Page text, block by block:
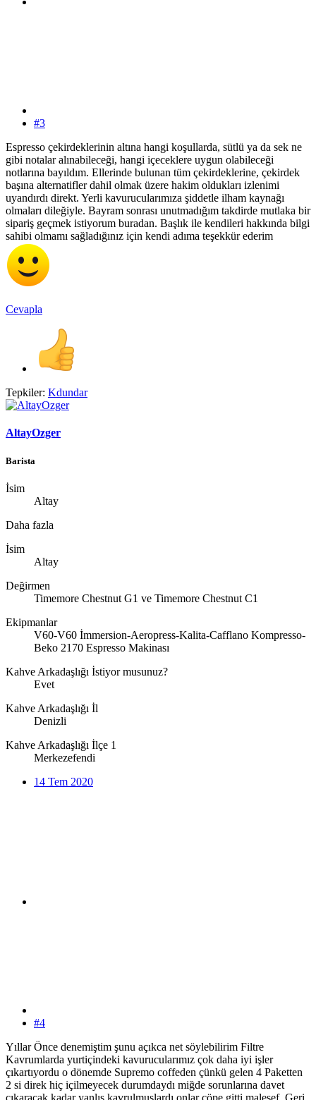
#3
Espresso çekirdeklerinin altına hangi koşullarda, sütlü ya da sek ne
gibi notalar alınabileceği, hangi içeceklere uygun olabileceği
notlarına bayıldım. Ellerinde bulunan tüm çekirdeklerine, çekirdek
başına alternatifler dahil olmak üzere hakim oldukları izlenimi
uyandırdı direkt. Yerli kavurucularımıza şiddetle ilham kaynağı
olmaları dileğiyle. Bayram sonrası unutmadığım takdirde mutlaka bir
sipariş geçmek istiyorum buradan. Başlık ile kendileri hakkında bilgi
sahibi olmamı sağladığınız için kendi adıma teşekkür ederim
Cevapla
Tepkiler: Kdundar
AltayOzger
Barista
İsim
Altay
Daha fazla
İsim
Altay
Değirmen
Timemore Chestnut G1 ve Timemore Chestnut C1
Ekipmanlar
V60-V60 İmmersion-Aeropress-Kalita-Cafflano Kompresso-
Beko 2170 Espresso Makinası
Kahve Arkadaşlığı İstiyor musunuz?
Evet
Kahve Arkadaşlığı İl
Denizli
Kahve Arkadaşlığı İlçe 1
Merkezefendi
14 Tem 2020
#4
Yıllar Önce denemiştim şunu açıkca net söylebilirim Filtre
Kavrumlarda yurtiçindeki kavurucularımız çok daha iyi işler
çıkartıyordu o dönemde Supremo coffeden çünkü gelen 4 Paketten
2 si direk hiç içilmeyecek durumdaydı miğde sorunlarına davet
çıkaracak kadar yanlış kavrulmuşlardı onlar çöpe gitti malesef. Geri